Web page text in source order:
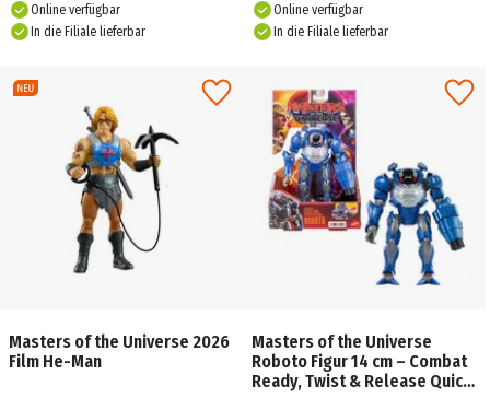
Online verfügbar
In die Filiale lieferbar
Online verfügbar
In die Filiale lieferbar
Masters of the Universe 2026
Film He-Man
Masters of the Universe
Roboto Figur 14 cm – Combat
Ready, Twist & Release Quick